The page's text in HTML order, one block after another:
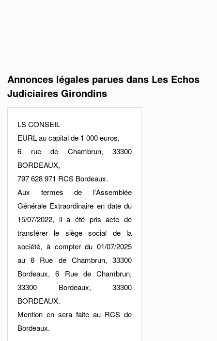
Annonces légales parues dans Les Echos
Judiciaires Girondins
LS CONSEIL
EURL au capital de 1 000 euros,
6 rue de Chambrun, 33300
BORDEAUX,
797 628 971 RCS Bordeaux.
Aux termes de l'Assemblée
Générale Extraordinaire en date du
15/07/2022, il a été pris acte de
transférer le siège social de la
société, à compter du 01/07/2025
au 6 Rue de Chambrun, 33300
Bordeaux, 6 Rue de Chambrun,
33300 Bordeaux, 33300
BORDEAUX.
Mention en sera faite au RCS de
Bordeaux.